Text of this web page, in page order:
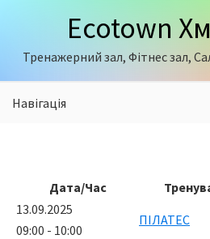
primary
content
Ecotown
Тренажерний зал, Фітнес зал,
Навігація
Дата/Час
13.09.2025
09:00 - 10:00
ПІЛАТЕС